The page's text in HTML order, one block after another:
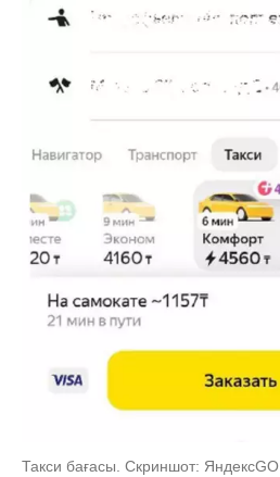
Такси бағасы. Скриншот: ЯндексGO